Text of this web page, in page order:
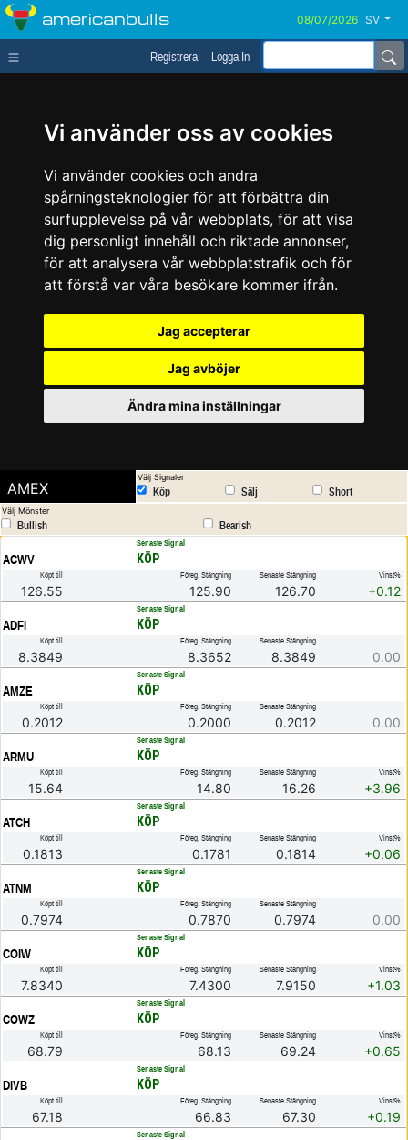
Vi använder oss av cookies
Vi använder cookies och andra
spårningsteknologier för att förbättra din
surfupplevelse på vår webbplats, för att visa
dig personligt innehåll och riktade annonser,
för att analysera vår webbplatstrafik och för
att förstå var våra besökare kommer ifrån.
Jag accepterar
Jag avböjer
Ändra mina inställningar
americanbulls SV
Registrera Logga In
AMEX
Välj Signaler
Köp Sälj Short
Välj Mönster
Bullish Bearish
ACWV
Senaste Signal
KÖP
Köpt till
126.55
Föreg. Stängning
125.90
Senaste Stängning
126.70
Vinst%
+0.12
ADFI
Senaste Signal
KÖP
Köpt till
8.3849
Föreg. Stängning
8.3652
Senaste Stängning
8.3849 0.00
AMZE
Senaste Signal
KÖP
Köpt till
0.2012
Föreg. Stängning
0.2000
Senaste Stängning
0.2012 0.00
ARMU
Senaste Signal
KÖP
Köpt till
15.64
Föreg. Stängning
14.80
Senaste Stängning
16.26
Vinst%
+3.96
ATCH
Senaste Signal
KÖP
Köpt till
0.1813
Föreg. Stängning
0.1781
Senaste Stängning
0.1814
Vinst%
+0.06
ATNM
Senaste Signal
KÖP
Köpt till
0.7974
Föreg. Stängning
0.7870
Senaste Stängning
0.7974 0.00
COIW
Senaste Signal
KÖP
Köpt till
7.8340
Föreg. Stängning
7.4300
Senaste Stängning
7.9150
Vinst%
+1.03
COWZ
Senaste Signal
KÖP
Köpt till
68.79
Föreg. Stängning
68.13
Senaste Stängning
69.24
Vinst%
+0.65
DIVB
Senaste Signal
KÖP
Köpt till
67.18
Föreg. Stängning
66.83
Senaste Stängning
67.30
Vinst%
+0.19
Senaste Signal